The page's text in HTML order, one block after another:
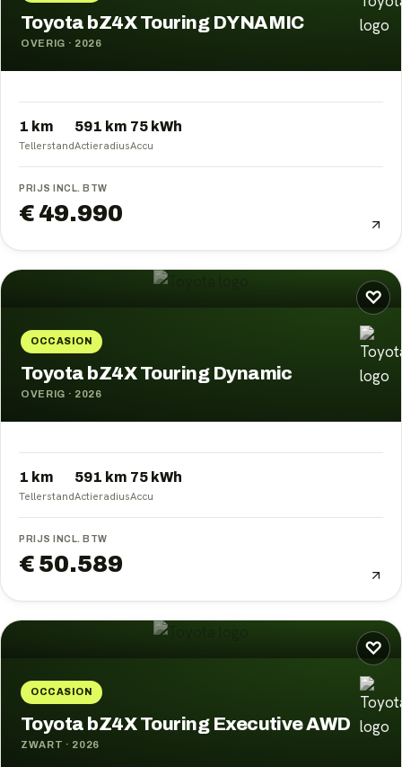
Toyota bZ4X Touring DYNAMIC
OVERIG · 2026
1 km
Tellerstand
591 km
Actieradius
75 kWh
Accu
PRIJS INCL. BTW
€ 49.990
♡
OCCASION
Toyota bZ4X Touring Dynamic
OVERIG · 2026
1 km
Tellerstand
591 km
Actieradius
75 kWh
Accu
PRIJS INCL. BTW
€ 50.589
♡
OCCASION
Toyota bZ4X Touring Executive AWD
ZWART · 2026